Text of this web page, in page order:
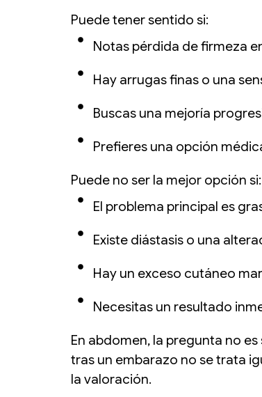
Puede tener sentido si:
Notas pérdida de firmeza
Hay arrugas finas o una
Buscas una mejoría
Prefieres una opción
Puede no ser la mejor opción si:
El problema principal es
Existe diástasis o una
Hay un exceso cutáneo
Necesitas un resultado
En abdomen, la pregunta no
tras un embarazo no se trata
la valoración.